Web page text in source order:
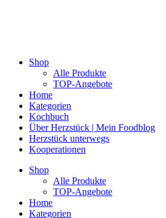
Shop
Alle Produkte
TOP-Angebote
Home
Kategorien
Kochbuch
Über Herzstück | Mein Foodblog
Herzstück unterwegs
Kooperationen
Shop
Alle Produkte
TOP-Angebote
Home
Kategorien